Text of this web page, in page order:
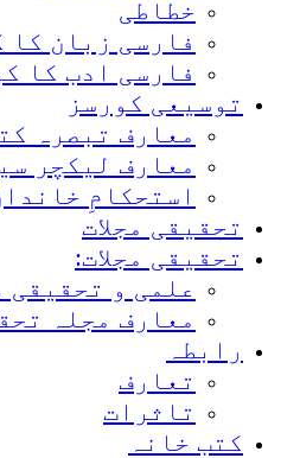
خطاطی
فارسی زبان کا
فارسی ادب کا
توسیعی کورسز
معارف تبصرہ
معارف لیکچر
استحکامِ
تحقیقی مجلات
تحقیقی مجلات:
علمی و تحقیقی
معارف مجلہ
رابطہ
تعارف
تاثرات
کتب خانہ